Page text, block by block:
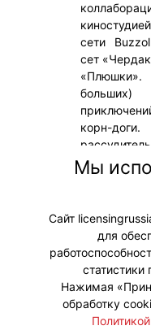
сети
сет
корн-
устоял бы
месте».
Мы
Сайт
для
статистики
Нажимая
обработку